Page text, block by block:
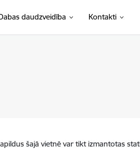
daudzveidība Kontakti
šajā vietnē var tikt izmantotas